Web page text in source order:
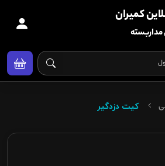
کمیران
کیت دزدگیر